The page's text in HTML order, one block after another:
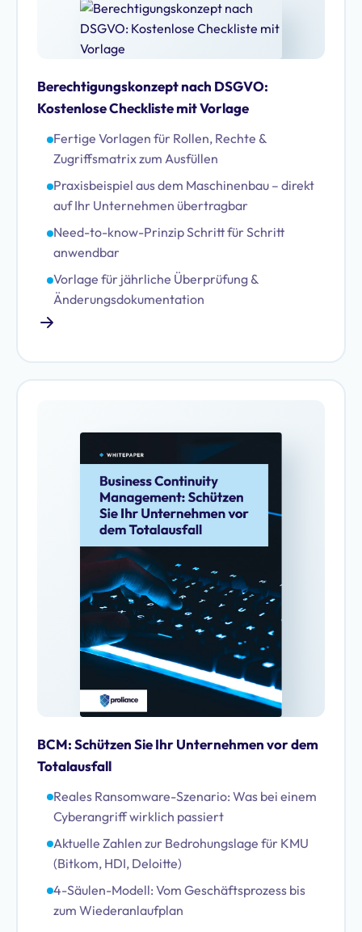
Berechtigungskonzept nach DSGVO:
Kostenlose Checkliste mit Vorlage
Fertige Vorlagen für Rollen, Rechte &
Zugriffsmatrix zum Ausfüllen
Praxisbeispiel aus dem Maschinenbau – direkt
auf Ihr Unternehmen übertragbar
Need-to-know-Prinzip Schritt für Schritt
anwendbar
Vorlage für jährliche Überprüfung &
Änderungsdokumentation
BCM: Schützen Sie Ihr Unternehmen vor dem
Totalausfall
Reales Ransomware-Szenario: Was bei einem
Cyberangriff wirklich passiert
Aktuelle Zahlen zur Bedrohungslage für KMU
(Bitkom, HDI, Deloitte)
4-Säulen-Modell: Vom Geschäftsprozess bis
zum Wiederanlaufplan